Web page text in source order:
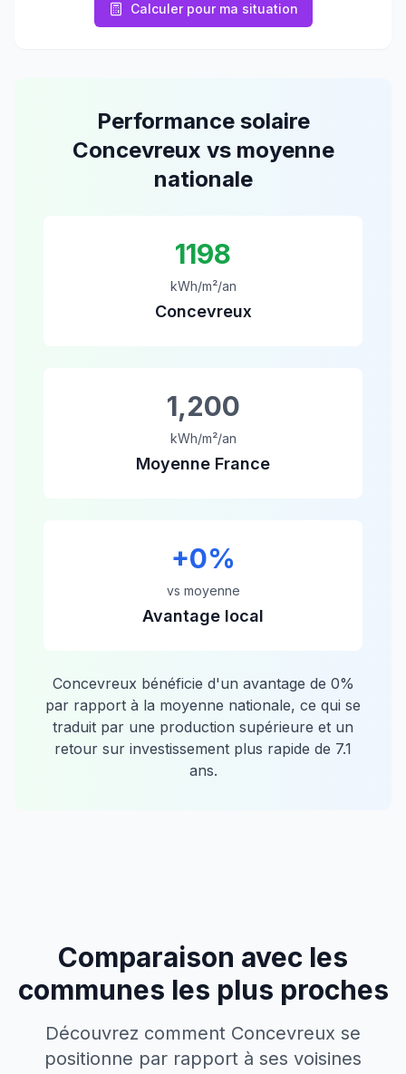
Calculer pour ma situation
Performance solaire
Concevreux vs moyenne
nationale
1198
kWh/m²/an
Concevreux
1,200
kWh/m²/an
Moyenne France
+0%
vs moyenne
Avantage local
Concevreuxbénéficie d'un avantage de 0%
par rapport à la moyenne nationale, ce qui se
traduit par une production supérieure et un
retour sur investissement plus rapide de 7.1
ans.
Comparaison avec les
communes les plus proches
Découvrez comment Concevreux se
positionne par rapport à ses voisines